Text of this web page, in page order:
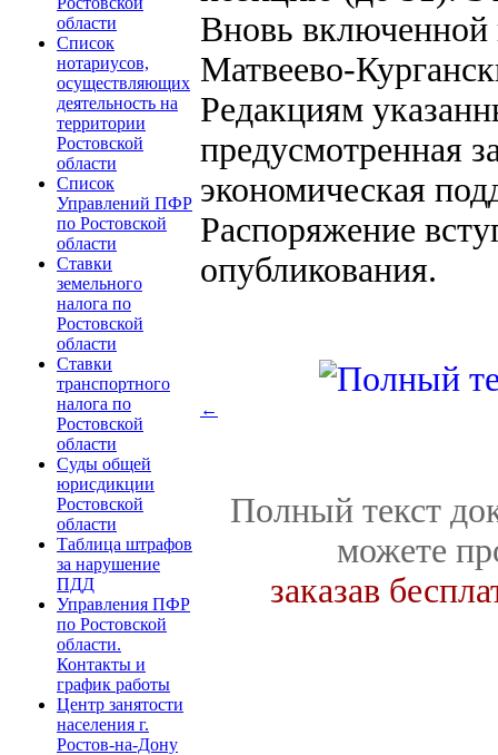
области
Список
нотариусов,
осуществляющих
деятельность на
территории
Ростовской
области
Список
Управлений ПФР
по Ростовской
области
Ставки
земельного
налога по
Ростовской
области
Ставки
транспортного
налога по
Ростовской
области
Суды общей
юрисдикции
Ростовской
области
Таблица штрафов
за нарушение
ПДД
Управления ПФР
по Ростовской
области.
Контакты и
график работы
Центр занятости
населения г.
Ростов-на-Дону
Вновь включенной
Матвеево-
Редакциям
предусмотренная
экономическая
Распоряжение
опубликования.
←
Полный текст
можете
заказав